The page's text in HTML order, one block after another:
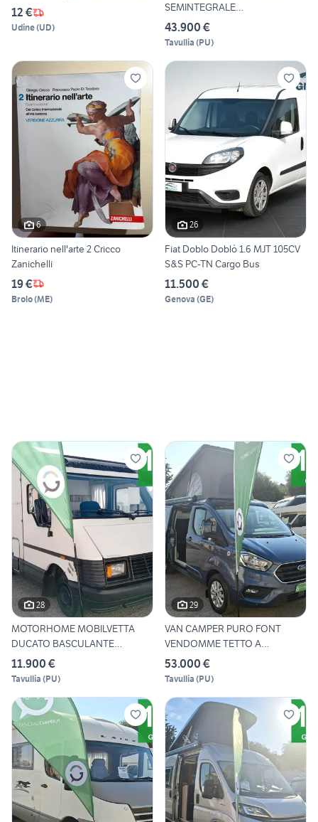
12 €
Udine(UD)
SEMINTEGRALE
MONOSCOCCA D
43.900 €
Tavullia (PU)
6
Itinerario nell'arte 2 Cricco
Zanichelli
19 €
Brolo(ME)
26
Fiat Doblo Doblò 1.6 MJT 105CV
S&S PC-TN Cargo Bus
11.500 €
Genova (GE)
28
MOTORHOME MOBILVETTA
DUCATO BASCULANTE
FOTOVOLTAIC
11.900 €
Tavullia (PU)
29
VAN CAMPER PURO FONT
VENDOMME TETTO A
SOFFIETTO FO
53.000 €
Tavullia (PU)